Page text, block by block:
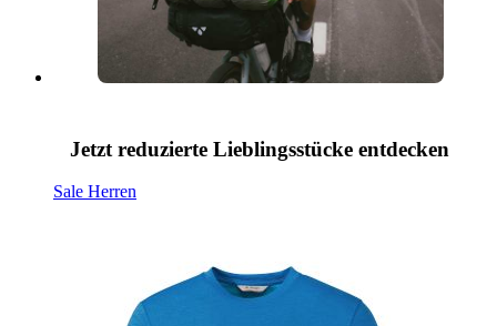
Jetzt reduzierte Lieblingsstücke entdecken
Sale Herren